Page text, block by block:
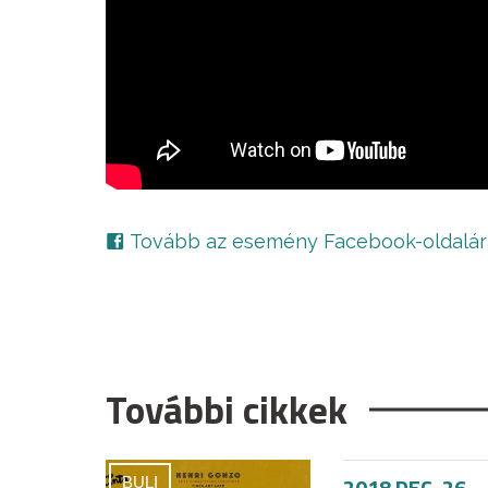
Tovább az esemény Facebook-
További cikkek
BULI